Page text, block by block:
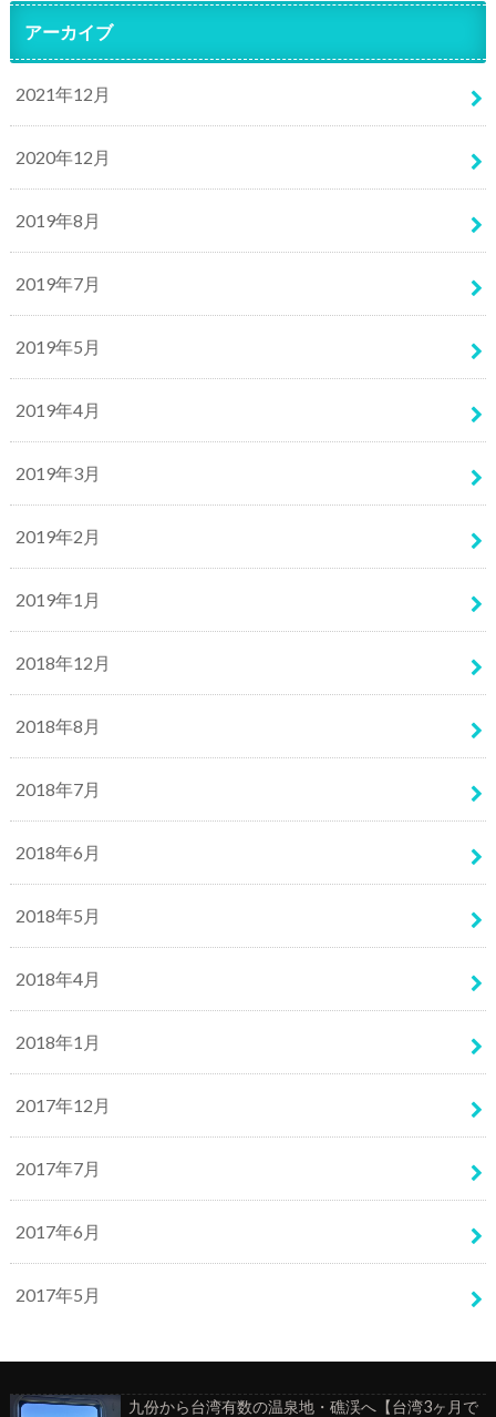
アーカイブ
2021年12月
2020年12月
2019年8月
2019年7月
2019年5月
2019年4月
2019年3月
2019年2月
2019年1月
2018年12月
2018年8月
2018年7月
2018年6月
2018年5月
2018年4月
2018年1月
2017年12月
2017年7月
2017年6月
2017年5月
九份から台湾有数の温泉地・礁渓へ【台湾3ヶ月で